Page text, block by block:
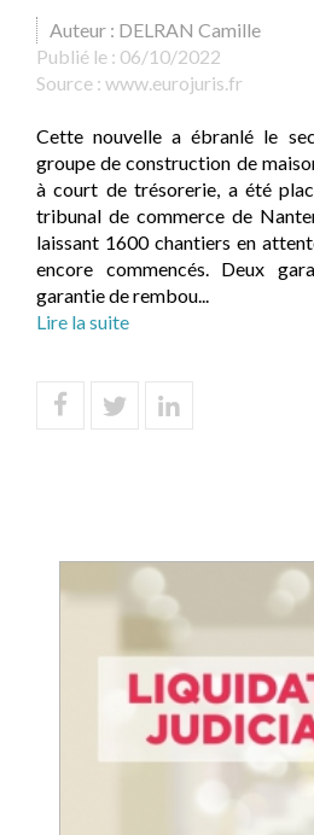
Auteur : DELRAN Camille
Publié le : 06/10/2022
Source : www.eurojuris.fr
Cette nouvelle a ébranlé le
groupe de construction de
à court de trésorerie, a été
tribunal de commerce de
laissant 1600 chantiers en
encore commencés. Deux
garantie de rembou...
Lire la suite